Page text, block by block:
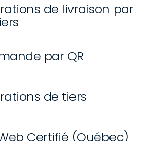
de livraison par
par QR
de tiers
Certifié (Québec)